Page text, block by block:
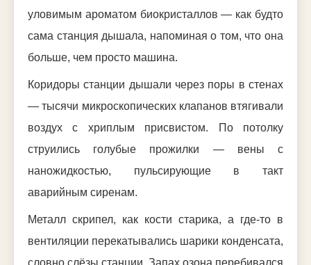
уловимым ароматом биокристаллов — как будто
сама станция дышала, напоминая о том, что она
больше, чем просто машина.
Коридоры станции дышали через поры в стенах
— тысячи микроскопических клапанов втягивали
воздух с хриплым присвистом. По потолку
струились голубые прожилки — вены с
наножидкостью, пульсирующие в такт
аварийным сиренам.
Металл скрипел, как кости старика, а где-то в
вентиляции перекатывались шарики конденсата,